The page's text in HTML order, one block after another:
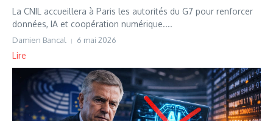
La CNIL accueillera à Paris les autorités du G7 pour renforcer
données, IA et coopération numérique....
Damien Bancal 6 mai 2026
Lire